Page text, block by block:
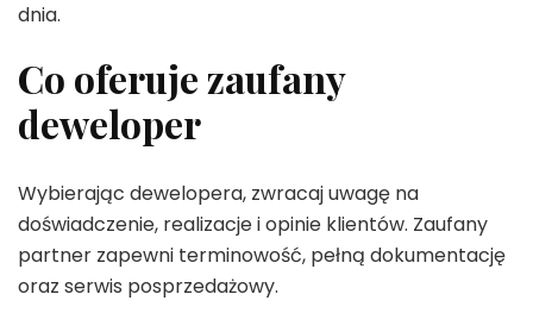
dnia.
Co oferuje zaufany
deweloper
Wybierając dewelopera, zwracaj uwagę na
doświadczenie, realizacje i opinie klientów. Zaufany
partner zapewni terminowość, pełną dokumentację
oraz serwis posprzedażowy.